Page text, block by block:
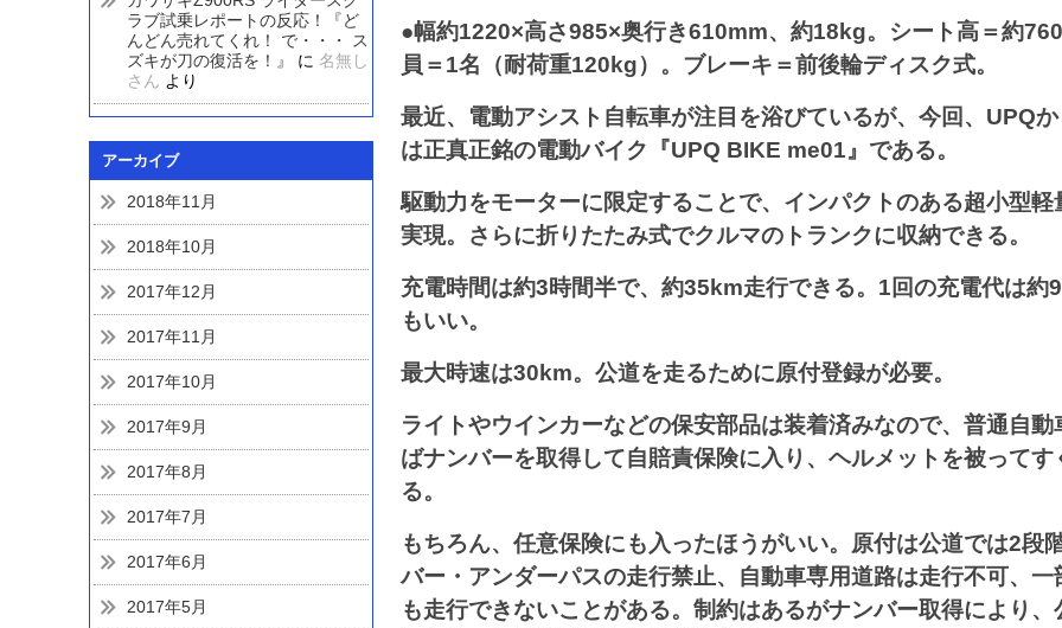
ラブ試乗レポートの反応！『ど
んどん売れてくれ！ で・・・ ス
ズキが刀の復活を！』
に 名無し
さん より
アーカイブ
2018年11月
2018年10月
2017年12月
2017年11月
2017年10月
2017年9月
2017年8月
2017年7月
2017年6月
2017年5月
●幅約1220×高さ985×奥行き610mm、約18kg。シート高＝約
員＝1名（耐荷重120kg）。ブレーキ＝前後輪ディスク式。
最近、電動アシスト自転車が注目を浴びているが、今回、UPQ
は正真正銘の電動バイク『UPQ BIKE me01』である。
駆動力をモーターに限定することで、インパクトのある超小型軽
実現。さらに折りたたみ式でクルマのトランクに収納できる。
充電時間は約3時間半で、約35km走行できる。1回の充電代は約
もいい。
最大時速は30km。公道を走るために原付登録が必要。
ライトやウインカーなどの保安部品は装着済みなので、普通自動
ばナンバーを取得して自賠責保険に入り、ヘルメットを被ってす
る。
もちろん、任意保険にも入ったほうがいい。原付は公道では2段
バー・アンダーパスの走行禁止、自動車専用道路は走行不可、一
も走行できないことがある。制約はあるがナンバー取得により、